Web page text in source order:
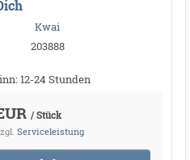
Kwai
203888
12-24 Stunden
/ Stück
Serviceleistung